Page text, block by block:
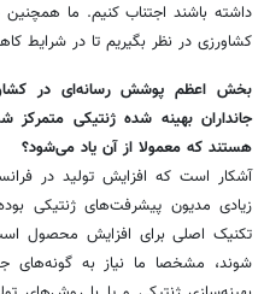
داشته باشند اجتناب کنیم. ما
کشاورزی در نظر بگیریم تا در شرایط
بخش اعظم پوشش رسانه‌ای در
جانداران بهینه شده ژنتیکی
هستند که معمولا از آن یاد می‌شود؟
آشکار است که افزایش تولید در
زیادی مدیون پیشرفت‌های ژنتیکی
تکنیک اصلی برای افزایش محصول
شوند، مشخصا ما نیاز به گونه‌های